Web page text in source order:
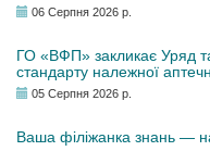
06 Серпня 2026 р.
ГО «ВФП» закликає Уряд
стандарту належної
05 Серпня 2026 р.
Ваша філіжанка знань —